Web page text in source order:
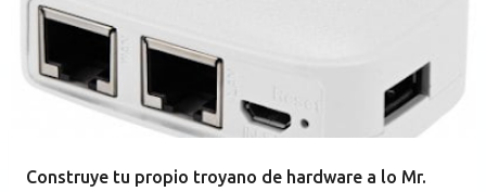
Construye tu propio troyano de hardware a lo Mr.